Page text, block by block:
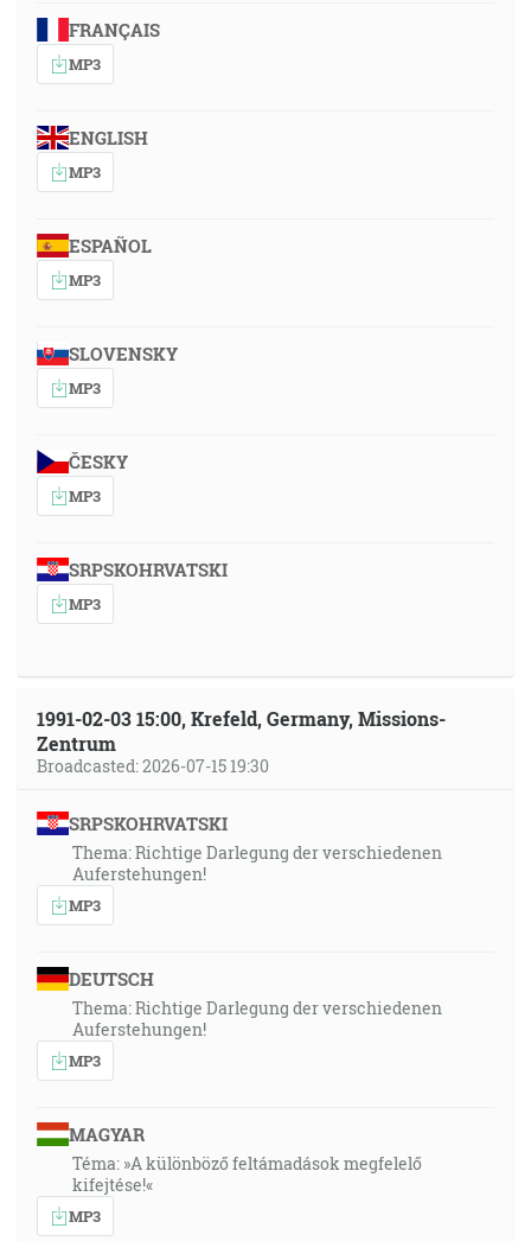
FRANÇAIS
MP3
ENGLISH
MP3
ESPAÑOL
MP3
SLOVENSKY
MP3
ČESKY
MP3
SRPSKOHRVATSKI
MP3
1991-02-03 15:00, Krefeld, Germany, Missions-
Zentrum
Broadcasted: 2026-07-15 19:30
SRPSKOHRVATSKI
Thema: Richtige Darlegung der verschiedenen
Auferstehungen!
MP3
DEUTSCH
Thema: Richtige Darlegung der verschiedenen
Auferstehungen!
MP3
MAGYAR
Téma: »A különböző feltámadások megfelelő
kifejtése!«
MP3